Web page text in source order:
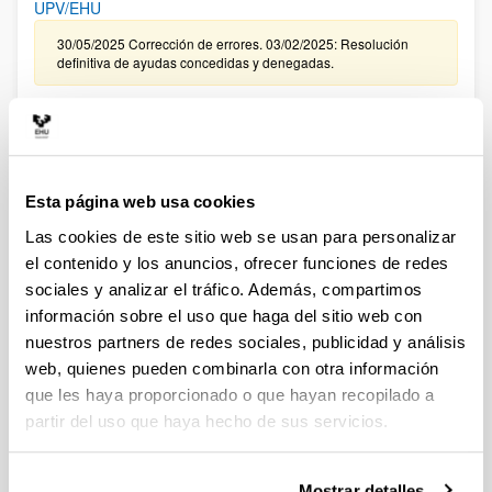
Esta página web usa cookies
Las cookies de este sitio web se usan para personalizar
el contenido y los anuncios, ofrecer funciones de redes
sociales y analizar el tráfico. Además, compartimos
información sobre el uso que haga del sitio web con
nuestros partners de redes sociales, publicidad y análisis
web, quienes pueden combinarla con otra información
que les haya proporcionado o que hayan recopilado a
partir del uso que haya hecho de sus servicios.
UPV/EHU
30/05/2025 Corrección de errores. 03/02/2025: Resolución
definitiva de ayudas concedidas y denegadas.
CONVOCATORIA, DE TRAMITACIÓN ANTICIPADA, DE
CONTRATACIÓN PARA LA FORMACIÓN DE PERSONAL
INVESTIGADOR EN LA UPV/EHU ASOCIADO A LA
DE CONOCIMIENTO ” DEL MINISTERIO DE CIENCIA,
INNOVACIÓN Y UNIVERSIDADES (FPI 2025)
09/01/2026. Resolución definitiva de ayudas concedidas y
denegadas.
CONVOCATORIA EXTRAORDINARIA DE CONTRATACIÓN
PARA LA FORMACIÓN DE PERSONAL INVESTIGADOR
ASOCIADO A LAS AYUDAS CONCEDIDAS EN LA
CONVOCATORIA DE “PROYECTOS DE GENERACIÓN DE
CONOCIMIENTO” DEL MINISTERIO DE CIENCIA E
INNOVACIÓN 2024 EN LA UPV/EHU